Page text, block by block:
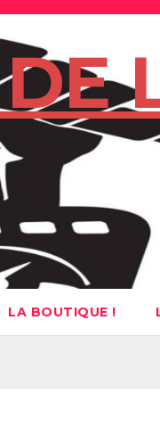
LA BOUTIQUE !